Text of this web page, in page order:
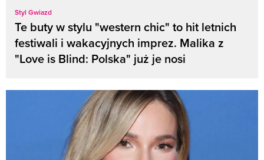
Styl Gwiazd
Te buty w stylu "western chic" to hit letnich
festiwali i wakacyjnych imprez. Malika z
"Love is Blind: Polska" już je nosi